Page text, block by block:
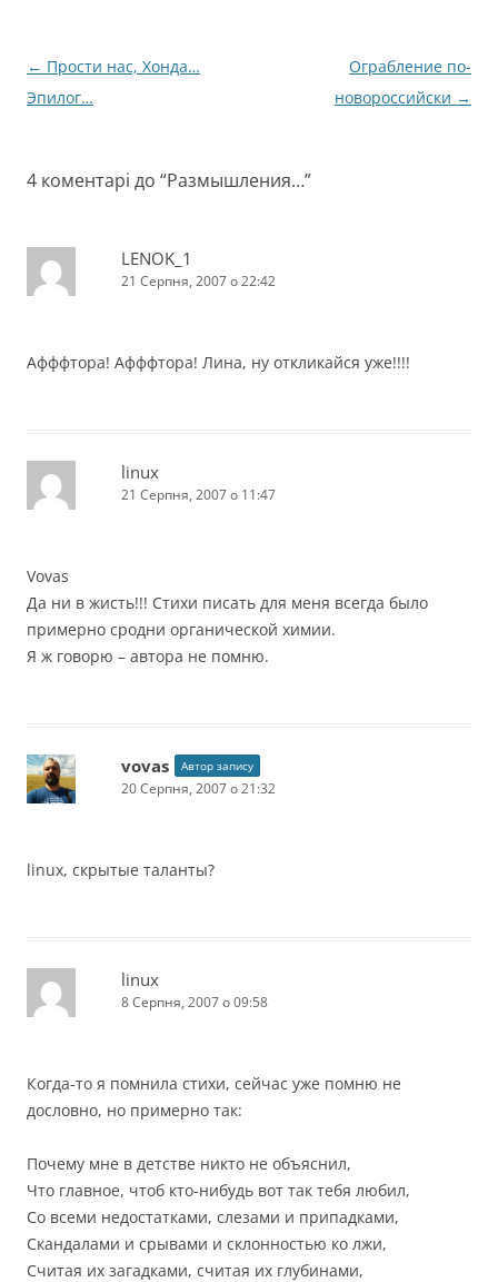
Навігація
по
← Прости нас, Хонда…
Эпилог…
Ограбление по-
новороссийски →
4 коментарі до “Размышления…”
LENOK_1
21 Серпня, 2007 о 22:42
Афффтора! Афффтора! Лина, ну откликайся уже!!!!
linux
21 Серпня, 2007 о 11:47
Vovas
Да ни в жисть!!! Стихи писать для меня всегда было
примерно сродни органической химии.
Я ж говорю – автора не помню.
vovas Автор запису
20 Серпня, 2007 о 21:32
linux, скрытые таланты?
linux
8 Серпня, 2007 о 09:58
Когда-то я помнила стихи, сейчас уже помню не
дословно, но примерно так:
Почему мне в детстве никто не объяснил,
Что главное, чтоб кто-нибудь вот так тебя любил,
Со всеми недостатками, слезами и припадками,
Скандалами и срывами и склонностью ко лжи,
Считая их загадками, считая их глубинами,